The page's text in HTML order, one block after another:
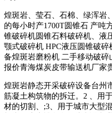
煌斑岩、莹石、石棉、绿浑岩
的每小时产1700T圆锥石 产吨
锥破碎机圆锥石料破碎机、液
颚式破碎机 HPC液压圆锥破
备煌斑岩磨粉机 二手移动破碎
报价青海煤炭皮带输送机厂家
煌斑岩静态开采破碎设备台州
筋凝土构筑物的拆迁。2 、用
材的切割、;3、用于城市大型